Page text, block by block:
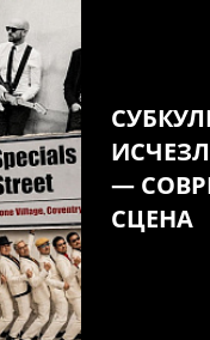
—
СЦЕНА